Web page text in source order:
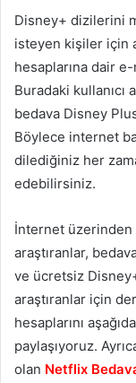
Disney+ dizilerini
isteyen kişiler için
hesaplarına dair
Buradaki kullanıcı
bedava Disney
Böylece internet
dilediğiniz her
edebilirsiniz.
İnternet üzerinden
araştıranlar,
ve ücretsiz
araştıranlar için
hesaplarını
paylaşıyoruz.
olan Netflix